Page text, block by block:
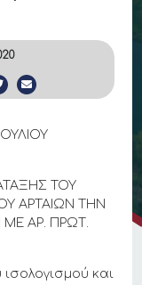
ΤΟΥ
ΑΡΤΑΙΩΝ THN
ΜΕ ΑΡ. ΠΡΩΤ.
και